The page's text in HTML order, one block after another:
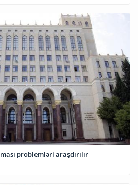
Elektron elmin formalaşması problemləri araşdırılır